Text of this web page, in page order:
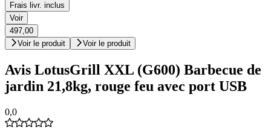
Frais livr. inclus
Voir
497,00
Voir le produit
Voir le produit
Avis LotusGrill XXL (G600) Barbecue de
jardin 21,8kg, rouge feu avec port USB
0,0